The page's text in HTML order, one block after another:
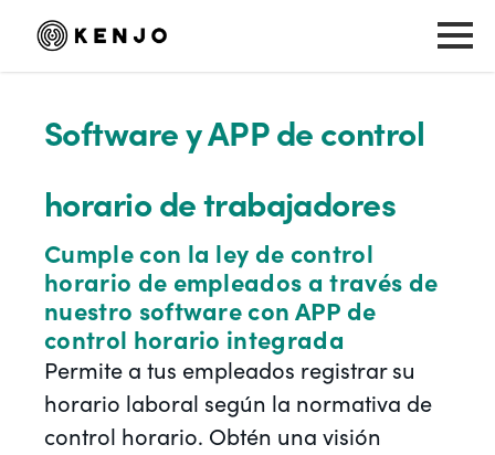
Software y APP de control
horario de trabajadores
Cumple con la ley de control
horario de empleados a través de
nuestro software con APP de
control horario integrada
Permite a tus empleados registrar su
horario laboral según la normativa de
control horario. Obtén una visión